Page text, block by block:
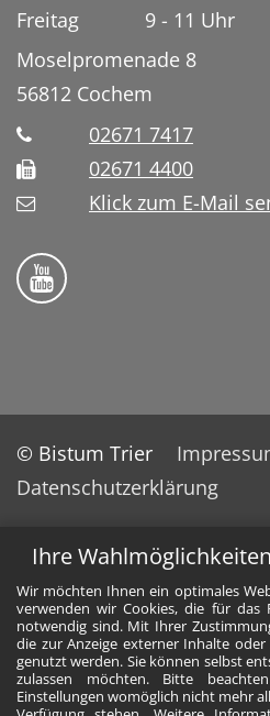
Ihre
Wir möchten Ihnen ein optimales
verwenden wir Cookies, die für das
notwendig sind. Mit Ihrer
die zur Anzeige externer Inhalte
genutzt werden. Sie können selbst
zulassen möchten. Bitte
Einstellungen womöglich nicht mehr
Freitag 9 - 11 Uhr
Moselpromenade 8
56812 Cochem
02671 7417
02671 4400
Klick zum E-Mail
Bistum Trier auf
© Bistum Trier
Datenschutzerklärung